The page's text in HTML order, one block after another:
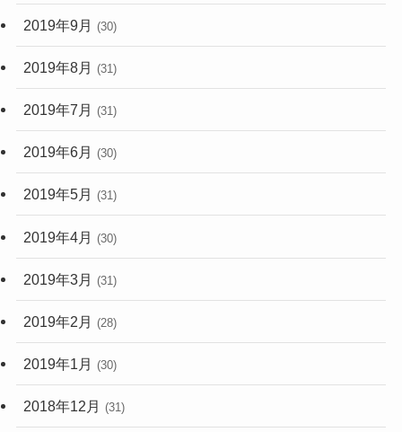
2019年9月 (30)
2019年8月 (31)
2019年7月 (31)
2019年6月 (30)
2019年5月 (31)
2019年4月 (30)
2019年3月 (31)
2019年2月 (28)
2019年1月 (30)
2018年12月 (31)